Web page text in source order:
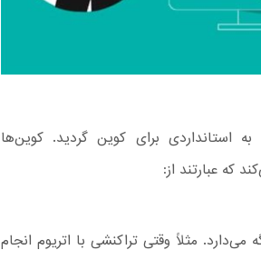
استانداردی برای کوین گردید. کوین‌ها
که عبارتند از:
مثلاً وقتی تراکنشی با اتریوم انجام